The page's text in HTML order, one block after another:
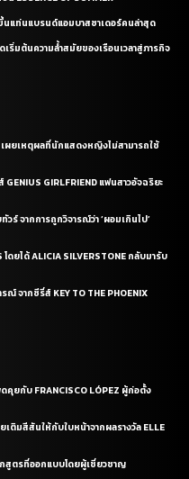
นแท่นแบรนด์แอมบาสซาเดอร์คนล่าสุด
ดเริ่มต้นความล้ำสมัยของเรือนเวลาสู่ภารกิจ
เผยเหตุผลที่นักแสดงหญิงไม่สามารถใช้
GIRLFRIEND แฟนสาวอัจฉริยะ
วร์ จากการถูกวิจารณ์ว่า ‘ผอมเกินไป’
ดยได้ ALICIA SILVERSTONE กลับมารับ
จากซีรี่ส์ KEY TO THE PHOENIX
คุยกับ FRANCISCO LÓPEZ ผู้ก่อตั้ง
เติมสีสันให้กับใบหน้าจากผลรางวัล ELLE
กสูตรที่ออกแบบโดยผู้เชี่ยวชาญ